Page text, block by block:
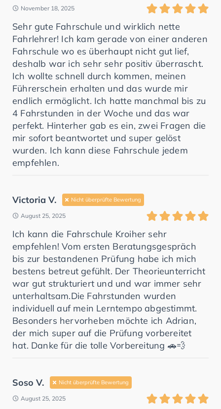
November 18, 2025
Sehr gute Fahrschule und wirklich nette
Fahrlehrer! Ich kam gerade von einer anderen
Fahrschule wo es überhaupt nicht gut lief,
deshalb war ich sehr sehr positiv überrascht.
Ich wollte schnell durch kommen, meinen
Führerschein erhalten und das wurde mir
endlich ermöglicht. Ich hatte manchmal bis zu
4 Fahrstunden in der Woche und das war
perfekt. Hinterher gab es ein, zwei Fragen die
mir sofort beantwortet und super gelöst
wurden. Ich kann diese Fahrschule jedem
empfehlen.
Victoria V. Nicht überprüfte Bewertung
August 25, 2025
Ich kann die Fahrschule Kroiher sehr
empfehlen! Vom ersten Beratungsgespräch
bis zur bestandenen Prüfung habe ich mich
bestens betreut gefühlt. Der Theorieunterricht
war gut strukturiert und und war immer sehr
unterhaltsam.Die Fahrstunden wurden
individuell auf mein Lerntempo abgestimmt.
Besonders hervorheben möchte ich Adrian,
der mich super auf die Prüfung vorbereitet
hat. Danke für die tolle Vorbereitung 🚗💨
Soso V. Nicht überprüfte Bewertung
August 25, 2025